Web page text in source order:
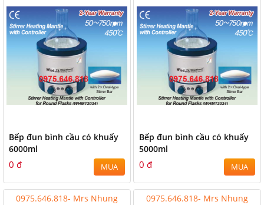
Bếp đun bình cầu có khuấy
6000ml
0 đ MUA
Bếp đun bình cầu có khuấy
5000ml
0 đ MUA
0975.646.818- Mrs Nhung 0975.646.818- Mrs Nhung